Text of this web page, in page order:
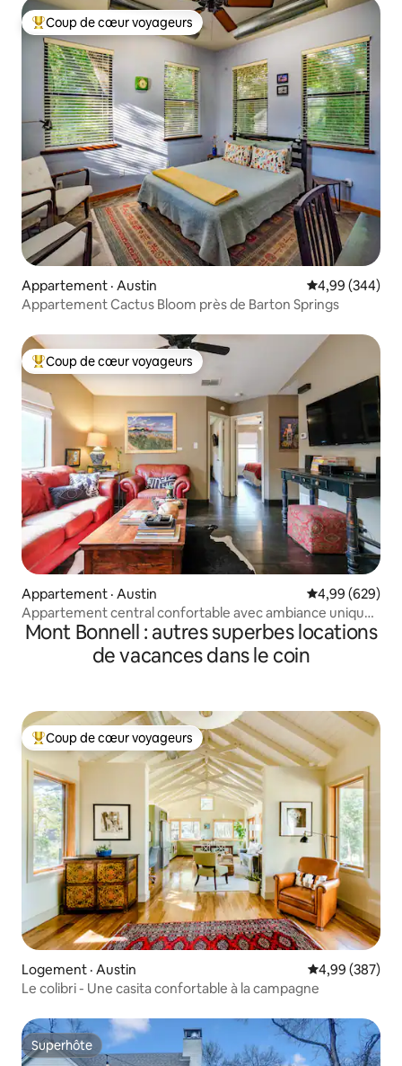
Coup de cœur voyageurs parmi les plus aimés
Coup de cœur voyageurs
Appartement · Austin Note
4,99 (344)
Appartement Cactus Bloom près de Barton Springs
Coup de cœur voyageurs parmi les plus aimés
Coup de cœur voyageurs
Appartement · Austin Note
4,99 (629)
Appartement central confortable avec ambiance unique
d'Austin, parfait pour les séjours de longue durée
Mont Bonnell : autres superbes locations
de vacances dans le coin
Coup de cœur voyageurs parmi les plus aimés
Coup de cœur voyageurs
Logement · Austin Note
4,99 (387)
Le colibri - Une casita confortable à la campagne
Superhôte
Superhôte